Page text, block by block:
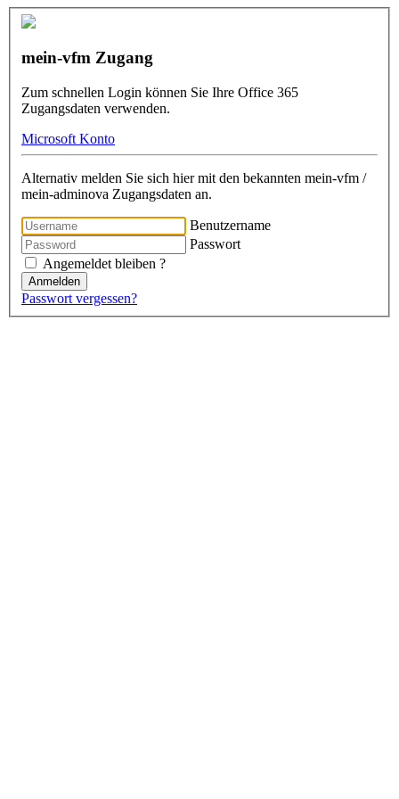
mein-vfm Zugang
Zum schnellen Login können Sie Ihre Office 365
Zugangsdaten verwenden.
Microsoft Konto
Alternativ melden Sie sich hier mit den bekannten mein-vfm /
mein-adminova Zugangsdaten an.
Benutzername
Passwort
Angemeldet bleiben ?
Anmelden
Passwort vergessen?